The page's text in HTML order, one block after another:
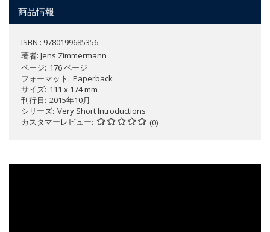
商品情報
ISBN : 9780199685356
著者: Jens Zimmermann
ページ 176 ページ
フォーマット
Paperback
サイズ 111 x 174 mm
刊行日 2015年10月
シリーズ Very Short Introductions
カスタマーレビュー
(0)